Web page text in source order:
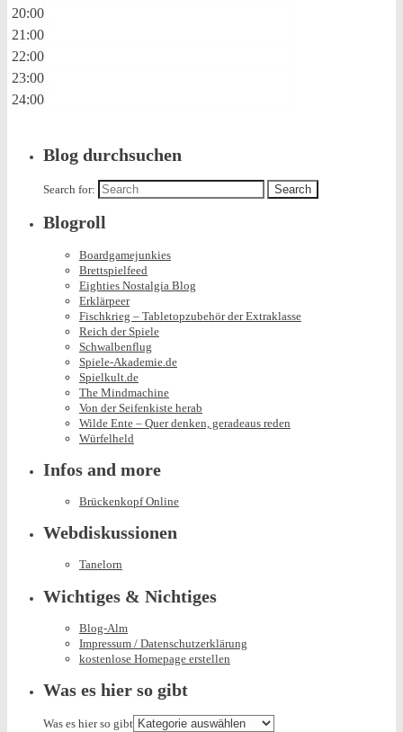
20:00
21:00
22:00
23:00
24:00
Blog durchsuchen
Search for:
Blogroll
Boardgamejunkies
Brettspielfeed
Eighties Nostalgia Blog
Erklärpeer
Fischkrieg – Tabletopzubehör der Extraklasse
Reich der Spiele
Schwalbenflug
Spiele-Akademie.de
Spielkult.de
The Mindmachine
Von der Seifenkiste herab
Wilde Ente – Quer denken, geradeaus reden
Würfelheld
Infos and more
Brückenkopf Online
Webdiskussionen
Tanelorn
Wichtiges & Nichtiges
Blog-Alm
Impressum / Datenschutzerklärung
kostenlose Homepage erstellen
Was es hier so gibt
Was es hier so gibt